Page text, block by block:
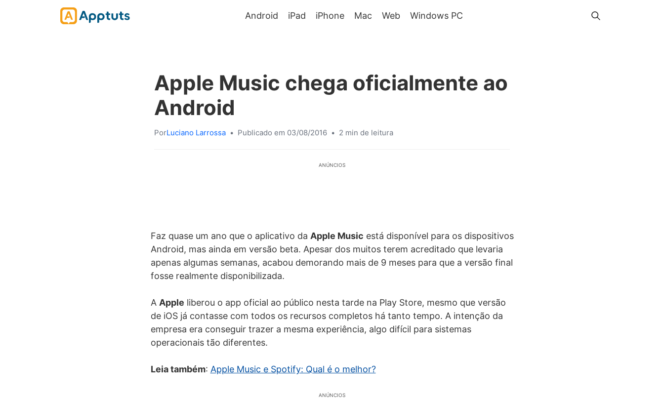
Android iPad iPhone Mac Web Windows PC
Apple Music chega oficialmente ao
Android
PorLuciano Larrossa • Publicado em 03/08/2016 • 2 min de leitura
ANÚNCIOS
Faz quase um ano que o aplicativo da Apple Music está disponível para os dispositivos
Android, mas ainda em versão beta. Apesar dos muitos terem acreditado que levaria
apenas algumas semanas, acabou demorando mais de 9 meses para que a versão final
fosse realmente disponibilizada.
A Apple liberou o app oficial ao público nesta tarde na Play Store, mesmo que versão
de iOS já contasse com todos os recursos completos há tanto tempo. A intenção da
empresa era conseguir trazer a mesma experiência, algo difícil para sistemas
operacionais tão diferentes.
Leia também: Apple Music e Spotify: Qual é o melhor?
ANÚNCIOS